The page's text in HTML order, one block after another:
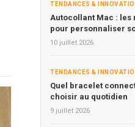
TENDANCES &
Autocollant Mac : les
pour personnaliser
10 juillet 2026
TENDANCES &
Quel bracelet
choisir au quotidien
9 juillet 2026